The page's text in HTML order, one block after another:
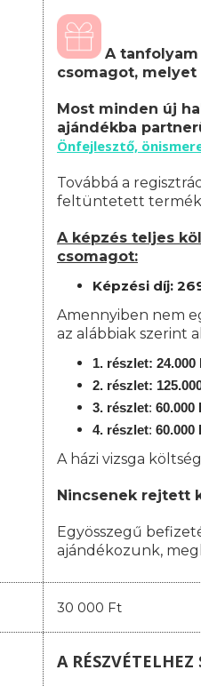
A tanfolyam
csomagot,
Most minden új
ajándékba
Önfejlesztő,
Továbbá a
feltüntetett
A képzés teljes
csomagot:
Képzési díj:
Amennyiben nem
az alábbiak szerint
1. részlet: 24.000
2. részlet:
3. részlet: 60.000
4. részlet: 60.000
A házi vizsga
Nincsenek rejtett
Egyösszegű
ajándékozunk,
30 000 Ft
A RÉSZVÉTELHEZ